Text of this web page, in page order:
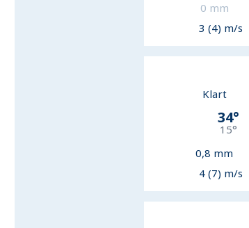
0 mm
3 (4) m/s
Klart
34°
15°
0,8 mm
4 (7) m/s